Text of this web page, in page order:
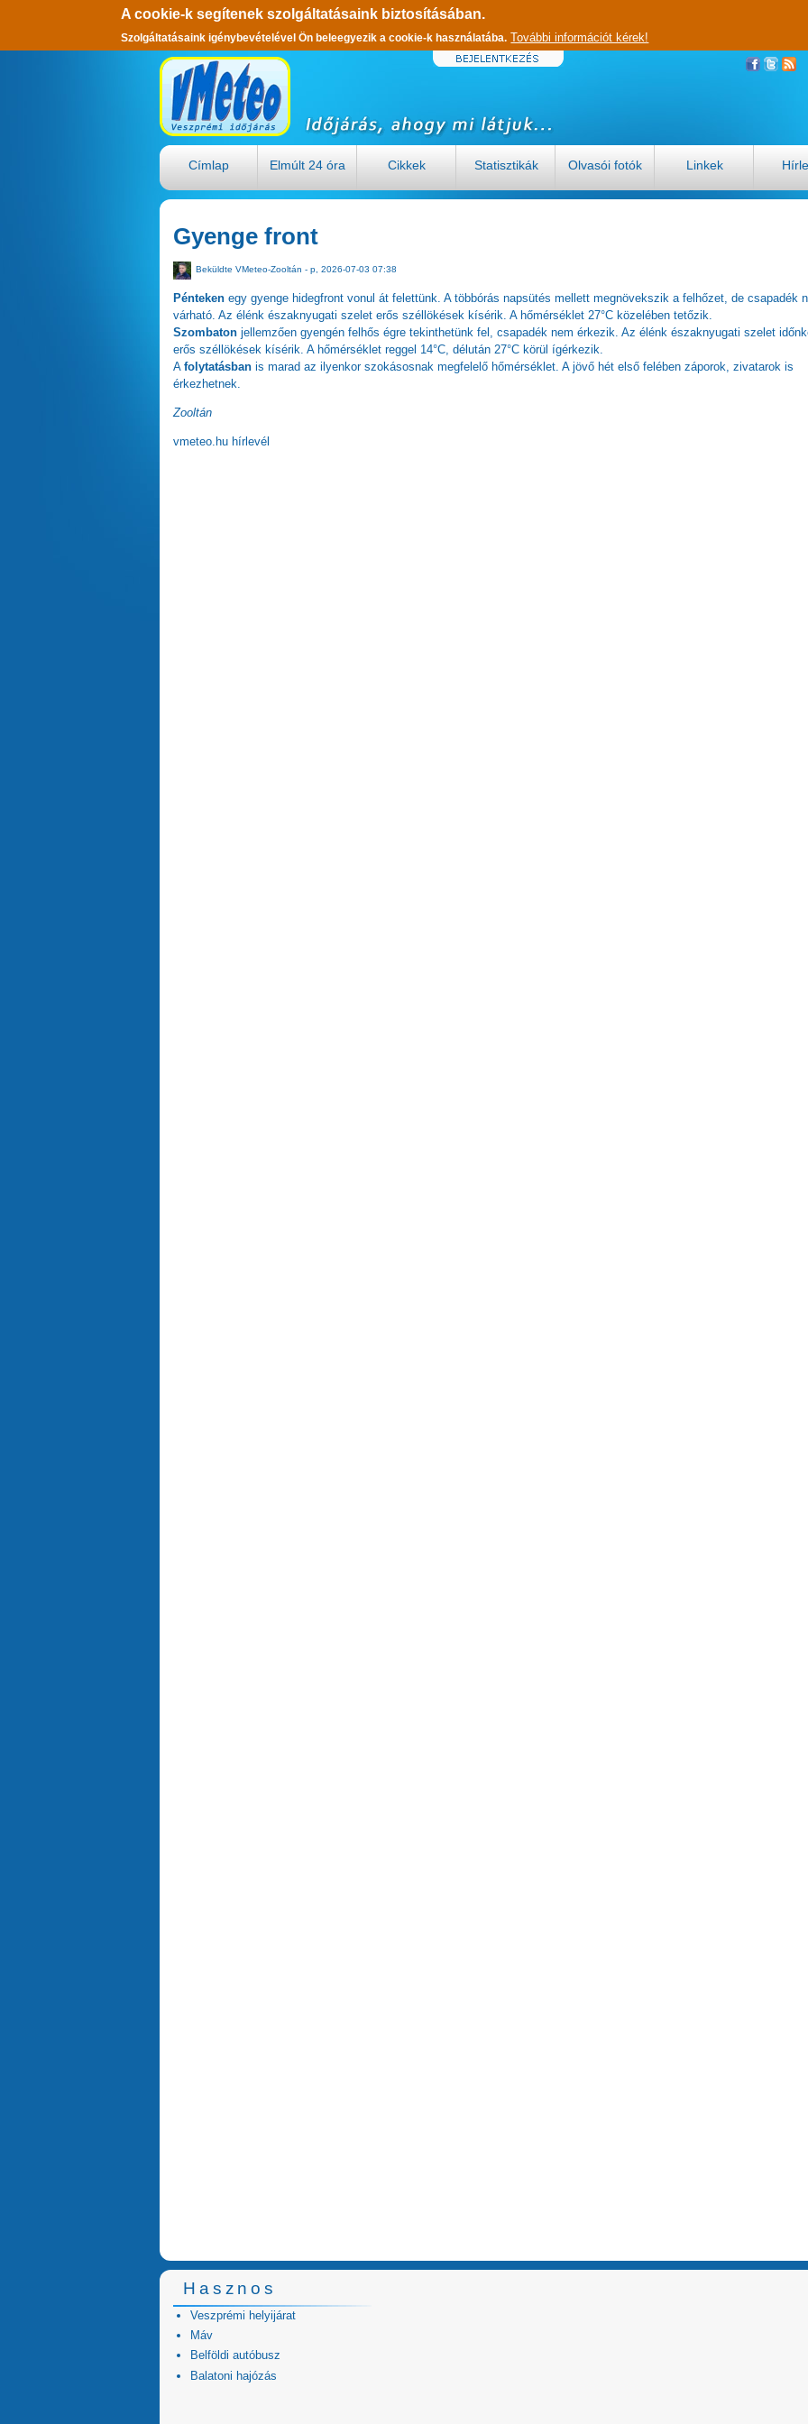
A cookie-k segítenek szolgáltatásaink biztosításában.
Szolgáltatásaink igénybevételével Ön beleegyezik a cookie-k használatába. További információt kérek!
Címlap Elmúlt 24 óra Cikkek Statisztikák Olvasói fotók Linkek
Gyenge front
Beküldte VMeteo-Zooltán - p, 2026-07-03 07:38
Pénteken egy gyenge hidegfront vonul át felettünk. A többórás napsütés mellett megnövekszik a felhőzet, de csapadék
várható. Az élénk északnyugati szelet erős széllökések kísérik. A hőmérséklet 27°C közelében tetőzik.
Szombaton jellemzően gyengén felhős égre tekinthetünk fel, csapadék nem érkezik. Az élénk északnyugati szelet
erős széllökések kísérik. A hőmérséklet reggel 14°C, délután 27°C körül ígérkezik.
A folytatásban is marad az ilyenkor szokásosnak megfelelő hőmérséklet. A jövő hét első felében záporok, zivatarok is
érkezhetnek.
Zooltán
vmeteo.hu hírlevél
Hasznos
Veszprémi helyijárat
Máv
Belföldi autóbusz
Balatoni hajózás